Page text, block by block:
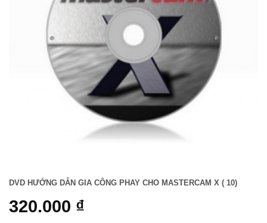
DVD HƯỚNG DẪN GIA CÔNG PHAY CHO MASTERCAM X ( 10)
320.000 ₫